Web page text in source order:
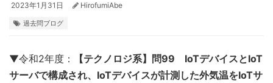
2023年1月31日 HirofumiAbe
過去問ブログ
▼令和2年度：
【テクノロジ系】問99 IoTデバイスとIoT
サーバで構成され、IoTデバイスが計測した外気温をIoTサ